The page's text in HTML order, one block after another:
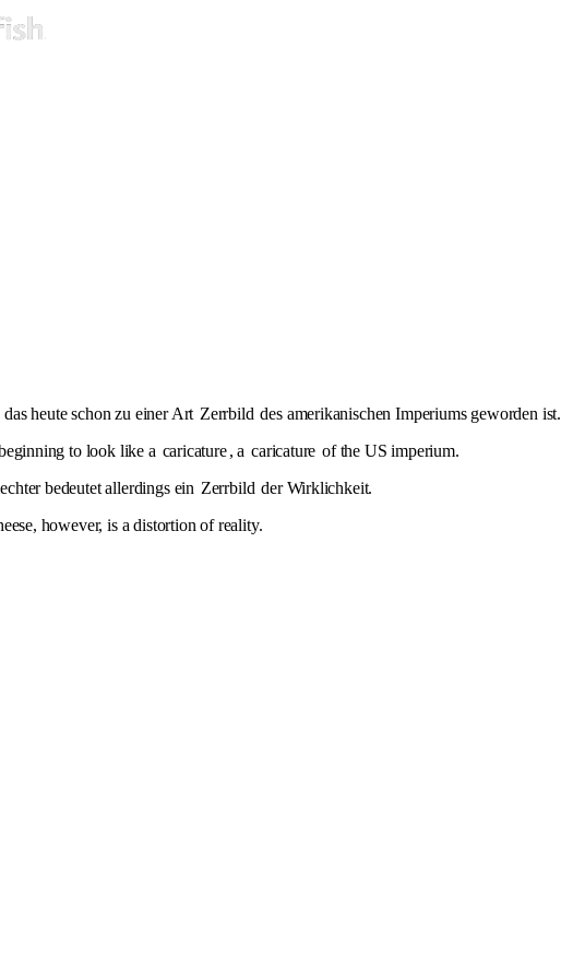
heute schon zu einer Art Zerrbild des amerikanischen Imperiums geworden ist.
to look like a caricature, a caricature of the US imperium.
bedeutet allerdings ein Zerrbild der Wirklichkeit.
however, is a distortion of reality.